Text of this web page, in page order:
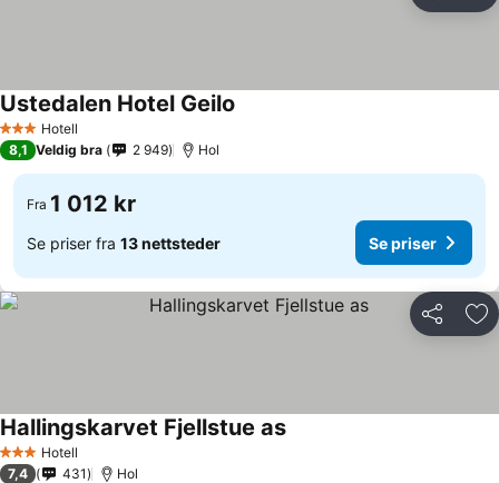
3 StjernerHotell
Ustedalen Hotel Geilo
8,1 Veldig bra 2 949 Hol
Fra 1 012 kr
Se priser fra 13 nettsteder Se priser
Del
3 StjernerHotell
Hallingskarvet Fjellstue as
7,4 431 Hol